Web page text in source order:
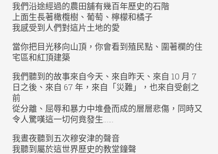
我們沿途經過的農田舖有幾百年歷史的石階
上面生長著橄欖樹、葡萄、檸檬和橘子
我感受到人們對這片土地的愛
當你把目光移向山頂，你會看到殖民點、圍著欄的住
宅區和紅頂建築
我們聽到的故事來自今天、來自昨天、來自 10 月 7
日之後、來自 67 年，來自「災難」，也來自受創之
前
從分離、屈辱和暴力中堆叠而成的層層悲傷，同時又
令人驚嘆這一切何竟發生……
我晝夜聽到五次穆安津的聲音
我聽到屬於這世界歷史的教堂鐘聲